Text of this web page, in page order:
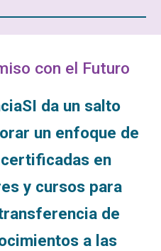
con el Futuro
da un salto
un enfoque de
en
y cursos para
de
a las